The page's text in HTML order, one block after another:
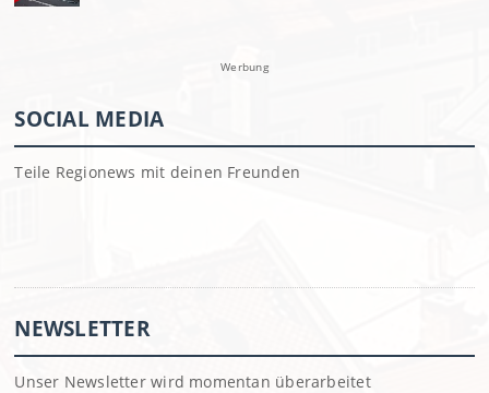
Werbung
SOCIAL MEDIA
Teile Regionews mit deinen Freunden
NEWSLETTER
Unser Newsletter wird momentan überarbeitet